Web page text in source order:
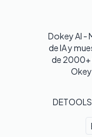
Dokey AI -
de IA y
de 2000+